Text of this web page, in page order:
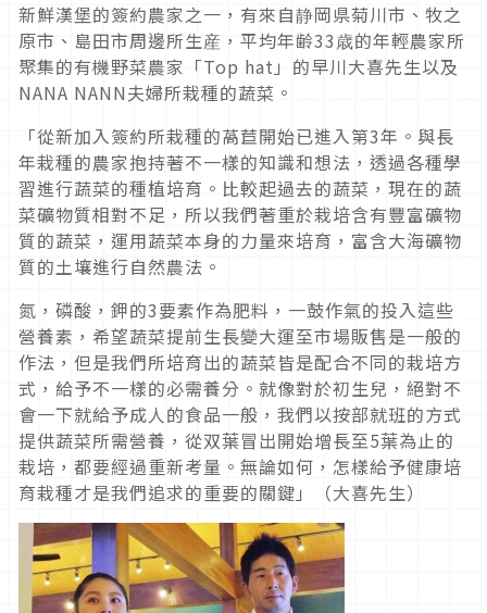
新鮮漢堡的簽約農家之一，有來自静岡県菊川市、牧之
原市、島田市周邊所生産，平均年齢33歳的年輕農家所
聚集的有機野菜農家「Top hat」的早川大喜先生以及
NANA NANN夫婦所栽種的蔬菜。
「從新加入簽約所栽種的萵苣開始已進入第3年。與長
年栽種的農家抱持著不一樣的知識和想法，透過各種學
習進行蔬菜的種植培育。比較起過去的蔬菜，現在的蔬
菜礦物質相對不足，所以我們著重於栽培含有豐富礦物
質的蔬菜，運用蔬菜本身的力量來培育，富含大海礦物
質的土壤進行自然農法。
氮，磷酸，鉀的3要素作為肥料，一鼓作氣的投入這些
營養素，希望蔬菜提前生長變大運至市場販售是一般的
作法，但是我們所培育出的蔬菜皆是配合不同的栽培方
式，給予不一樣的必需養分。就像對於初生兒，絕對不
會一下就給予成人的食品一般，我們以按部就班的方式
提供蔬菜所需營養，從双葉冒出開始增長至5葉為止的
栽培，都要經過重新考量。無論如何，怎樣給予健康培
育栽種才是我們追求的重要的關鍵」（大喜先生）